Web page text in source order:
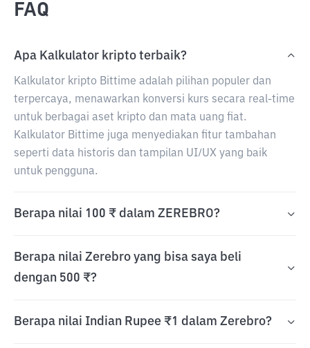
FAQ
Apa Kalkulator kripto terbaik?
Kalkulator kripto Bittime adalah pilihan populer dan
terpercaya, menawarkan konversi kurs secara real-time
untuk berbagai aset kripto dan mata uang fiat.
Kalkulator Bittime juga menyediakan fitur tambahan
seperti data historis dan tampilan UI/UX yang baik
untuk pengguna.
Berapa nilai 100 ₹ dalam ZEREBRO?
Berapa nilai Zerebro yang bisa saya beli
dengan 500 ₹?
Berapa nilai Indian Rupee ₹1 dalam Zerebro?